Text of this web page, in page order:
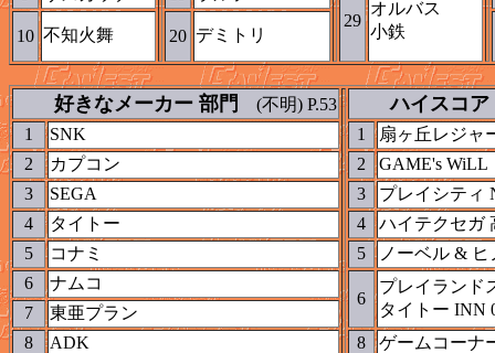
29
オルバス
小鉄
10 不知火舞 20 デミトリ
好きなメーカー 部門 (不明) P.53 ハイスコア
1 SNK 1
扇ヶ丘レジャ
2
カプコン 2
GAME's WiLL
3
SEGA 3
プレイシティ
4
タイトー 4
ハイテクセガ
5
コナミ 5
ノーベル &
6
ナムコ
6
プレイランド
タイトー INN
7
東亜プラン
8
ADK 8
ゲームコーナ